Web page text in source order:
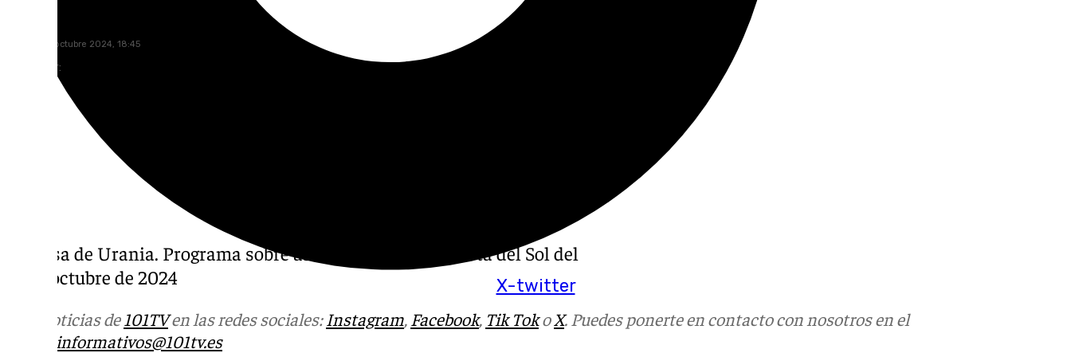
X-twitter
sábado, 12 octubre 2024, 18:45
Compartir:
La Casa de Urania. Programa sobre astrología en 101tv Costa del Sol del
12 de octubre de 2024
Más noticias de 101TVen las redes sociales: Instagram, Facebook, Tik TokoX. Puedes ponerte en contacto con nosotros en el
informativos@101tv.es